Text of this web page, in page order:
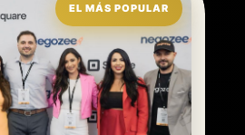
Jesús Gutiérrez, EA
DeJesus, CPA & Jesus
Abikarram, EA
C. Davis III & Franchise Tax
EL MÁS POPULAR